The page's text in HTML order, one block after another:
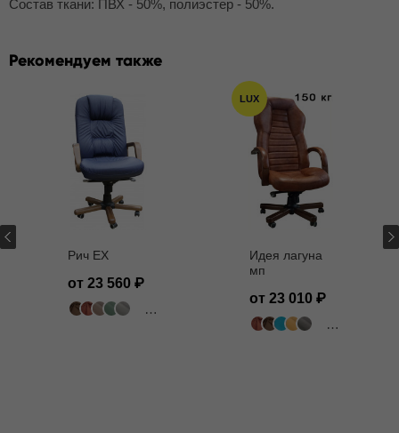
Состав ткани: ПВХ - 50%, полиэстер - 50%.
Рекомендуем также
Рич EX
от 23 560
318 цветов
LUX
Идея лагуна
мп
от 23 010
502 цвета